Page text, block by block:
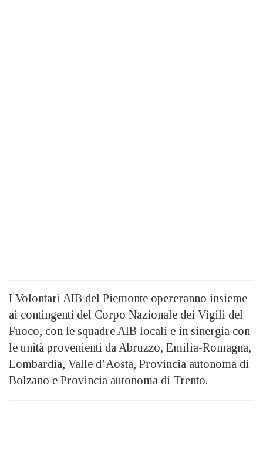
I Volontari AIB del Piemonte opereranno insieme
ai contingenti del Corpo Nazionale dei Vigili del
Fuoco, con le squadre AIB locali e in sinergia con
le unità provenienti da Abruzzo, Emilia-Romagna,
Lombardia, Valle d’Aosta, Provincia autonoma di
Bolzano e Provincia autonoma di Trento.